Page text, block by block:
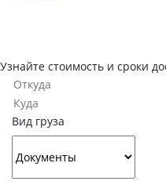
Узнайте стоимость и сроки
Вид груза